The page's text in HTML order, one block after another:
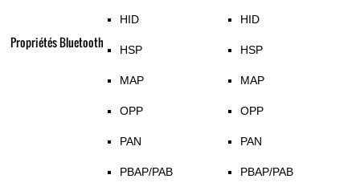
Propriétés Bluetooth
HID
HSP
MAP
OPP
PAN
PBAP/PAB
HID
HSP
MAP
OPP
PAN
PBAP/PAB